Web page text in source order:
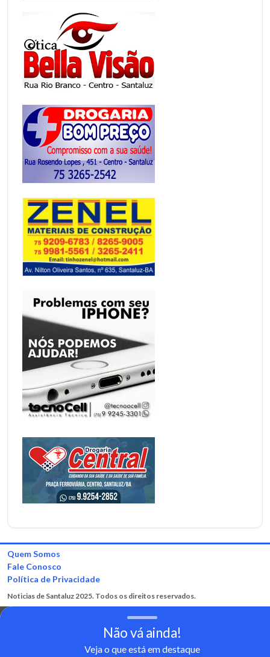
Quem Somos
Fale Conosco
Política de Privacidade
Noticias de Santaluz 2025. Todos os direitos reservados.
Não vá ainda!
Veja o que está em destaque